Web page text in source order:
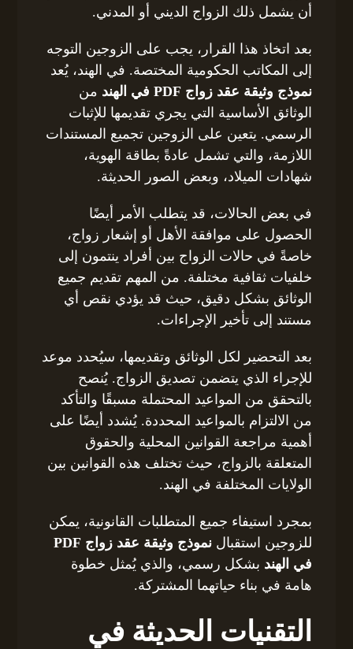
أن يشمل ذلك الزواج الديني أو المدني.
بعد اتخاذ هذا القرار، يجب على الزوجين التوجه
إلى المكاتب الحكومية المختصة. في الهند، يُعد
نموذج وثيقة عقد زواج PDF في الهند
من
الوثائق الأساسية التي يجري تقديمها للإثبات
الرسمي. يتعين على الزوجين تجميع المستندات
اللازمة، والتي تشمل عادةً بطاقة الهوية،
شهادات الميلاد، وبعض الصور الحديثة.
في بعض الحالات، قد يتطلب الأمر أيضًا
الحصول على موافقة الأهل أو إشعار زواج،
خاصةً في حالات الزواج بين أفراد ينتمون إلى
خلفيات ثقافية مختلفة. من المهم تقديم جميع
الوثائق بشكل دقيق، حيث قد يؤدي نقص أي
مستند إلى تأخير الإجراءات.
بعد التحضير لكل الوثائق وتقديمها، سيُحدد موعد
للإجراء الذي يتضمن تصديق الزواج. يُنصح
بالتحقق من المواعيد المحتملة مسبقًا والتأكد
من الالتزام بالمواعيد المحددة. يُشدد أيضًا على
أهمية مراجعة القوانين المحلية والحقوق
المتعلقة بالزواج، حيث تختلف هذه القوانين بين
الولايات المختلفة في الهند.
بمجرد استيفاء جميع المتطلبات القانونية، يمكن
للزوجين استقبال
نموذج وثيقة عقد زواج PDF
في الهند بشكل رسمي، والذي يُمثل خطوة
هامة في بناء حياتهما المشتركة.
التقنيات الحديثة في